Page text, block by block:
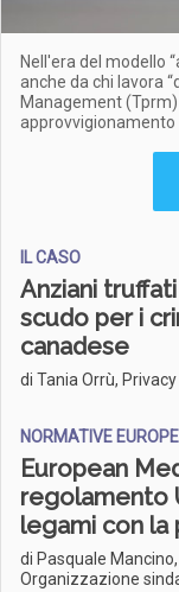
Nell'era del modello
anche da chi lavora
Management
approvvigionamento
IL CASO
Anziani
scudo per i
canadese
di Tania Orrù,
NORMATIVE
European
regolamento
legami con la
di Pasquale
Organizzazione